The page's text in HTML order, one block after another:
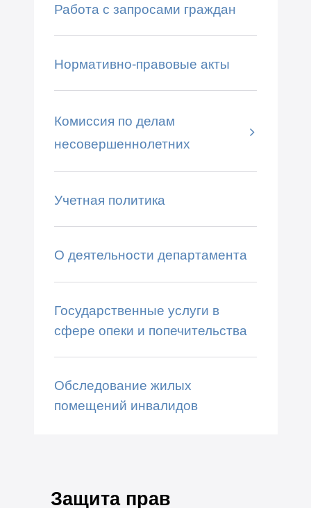
Работа с запросами граждан
Нормативно-правовые акты
Комиссия по делам
несовершеннолетних
Учетная политика
О деятельности департамента
Государственные услуги в
сфере опеки и попечительства
Обследование жилых
помещений инвалидов
Защита прав